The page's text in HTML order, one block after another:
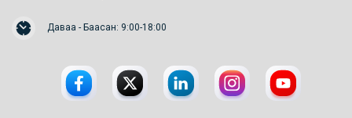
Даваа - Баасан: 9:00-18:00